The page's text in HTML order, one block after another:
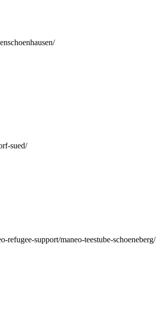
sued/
support/maneo-teestube-schoeneberg/